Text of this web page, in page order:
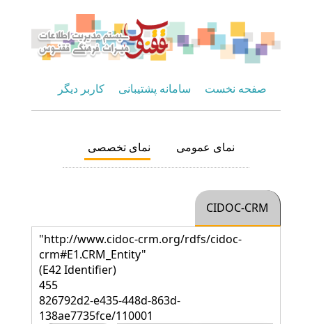
صفحه نخست سامانه پشتیبانی کاربر دیگر
نمای عمومی نمای تخصصی
CIDOC-CRM
"http://www.cidoc-crm.org/rdfs/cidoc-
crm#E1.CRM_Entity"
(E42 Identifier)
455
826792d2-e435-448d-863d-
138ae7735fce/110001